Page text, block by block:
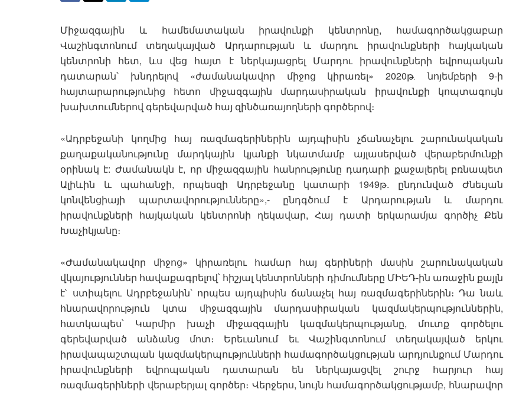
Միջազգային և համեմատական իրավունքի կենտրոնը, համագործակցաբար
Վաշինգտոնում տեղակայված Արդարության և մարդու իրավունքների հայկական
կենտրոնի հետ, ևս վեց հայտ է ներկայացրել Մարդու իրավունքների եվրոպական
դատարան՝ խնդրելով «ժամանակավոր միջոց կիրառել» 2020թ․ նոյեմբերի 9-ի
հայտարարությունից հետո միջազգային մարդասիրական իրավունքի կոպտագույն
խախտումներով գերեվարված հայ զինծառայողների գործերով։
«Ադրբեջանի կողմից հայ ռազմագերիներին այդպիսին չճանաչելու շարունակական
քաղաքականությունը մարդկային կյանքի նկատմամբ այլասերված վերաբերմունքի
օրինակ է: Ժամանակն է, որ միջազգային հանրությունը դադարի քաջալերել բռնապետ
Ալիևին և պահանջի, որպեսզի Ադրբեջանը կատարի 1949թ. ընդունված Ժնեւյան
կոնվենցիայի պարտավորությունները»,- ընդգծում է Արդարության և մարդու
իրավունքների հայկական կենտրոնի ղեկավար, Հայ դատի երկարամյա գործիչ Քեն
Խաչիկյանը։
«Ժամանակավոր միջոց» կիրառելու համար հայ գերիների մասին շարունակական
վկայություններ հավաքագրելով՝ հիշյալ կենտրոնների դիմումները ՄԻԵԴ-ին առաջին քայլն
է` ստիպելու Ադրբեջանին՝ որպես այդպիսին ճանաչել հայ ռազմագերիներին։ Դա նաև
հնարավորություն կտա միջազգային մարդասիրական կազմակերպություններին,
հատկապես՝ Կարմիր խաչի միջազգային կազմակերպությանը, մուտք գործելու
գերեվարված անձանց մոտ։ Երեւանում եւ Վաշինգտոնում տեղակայված երկու
իրավապաշտպան կազմակերպությունների համագործակցության արդյունքում Մարդու
իրավունքների եվրոպական դատարան են ներկայացվել շուրջ հարյուր հայ
ռազմագերիների վերաբերյալ գործեր։ Վերջերս, նույն համագործակցությամբ, հնարավոր